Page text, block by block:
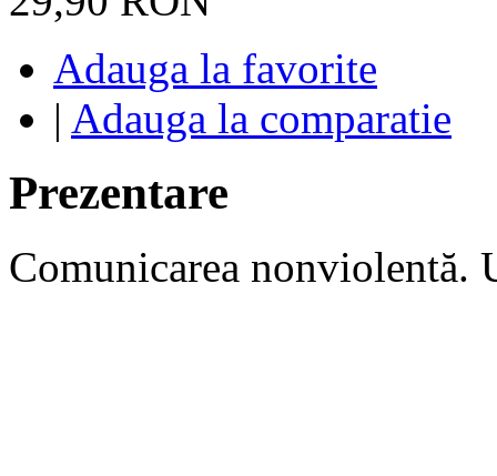
Adauga la favorite
| Adauga la comparatie
Prezentare
Comunicarea